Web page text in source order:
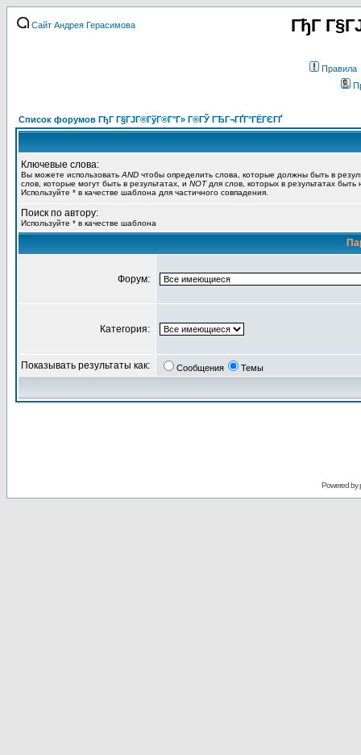
Сайт Андрея Герасимова ГђГ
Правила
Список форумов ГђГ Г§ГЈГ®ГўГ®Г°Г» Г®ГЎ ГЂГ¬ГҐГ°ГЁГЄГҐ
Ключевые слова:
Вы можете использовать AND чтобы определить слова, которые должны быть в
слов, которые могут быть в результатах, и NOTдля слов, которых в результатах
Используйте * в качестве шаблона для частичного совпадения.
Поиск по автору:
Используйте * в качестве шаблона
Форум:
Категория:
Показывать результаты как: Сообщения Темы
Powered by